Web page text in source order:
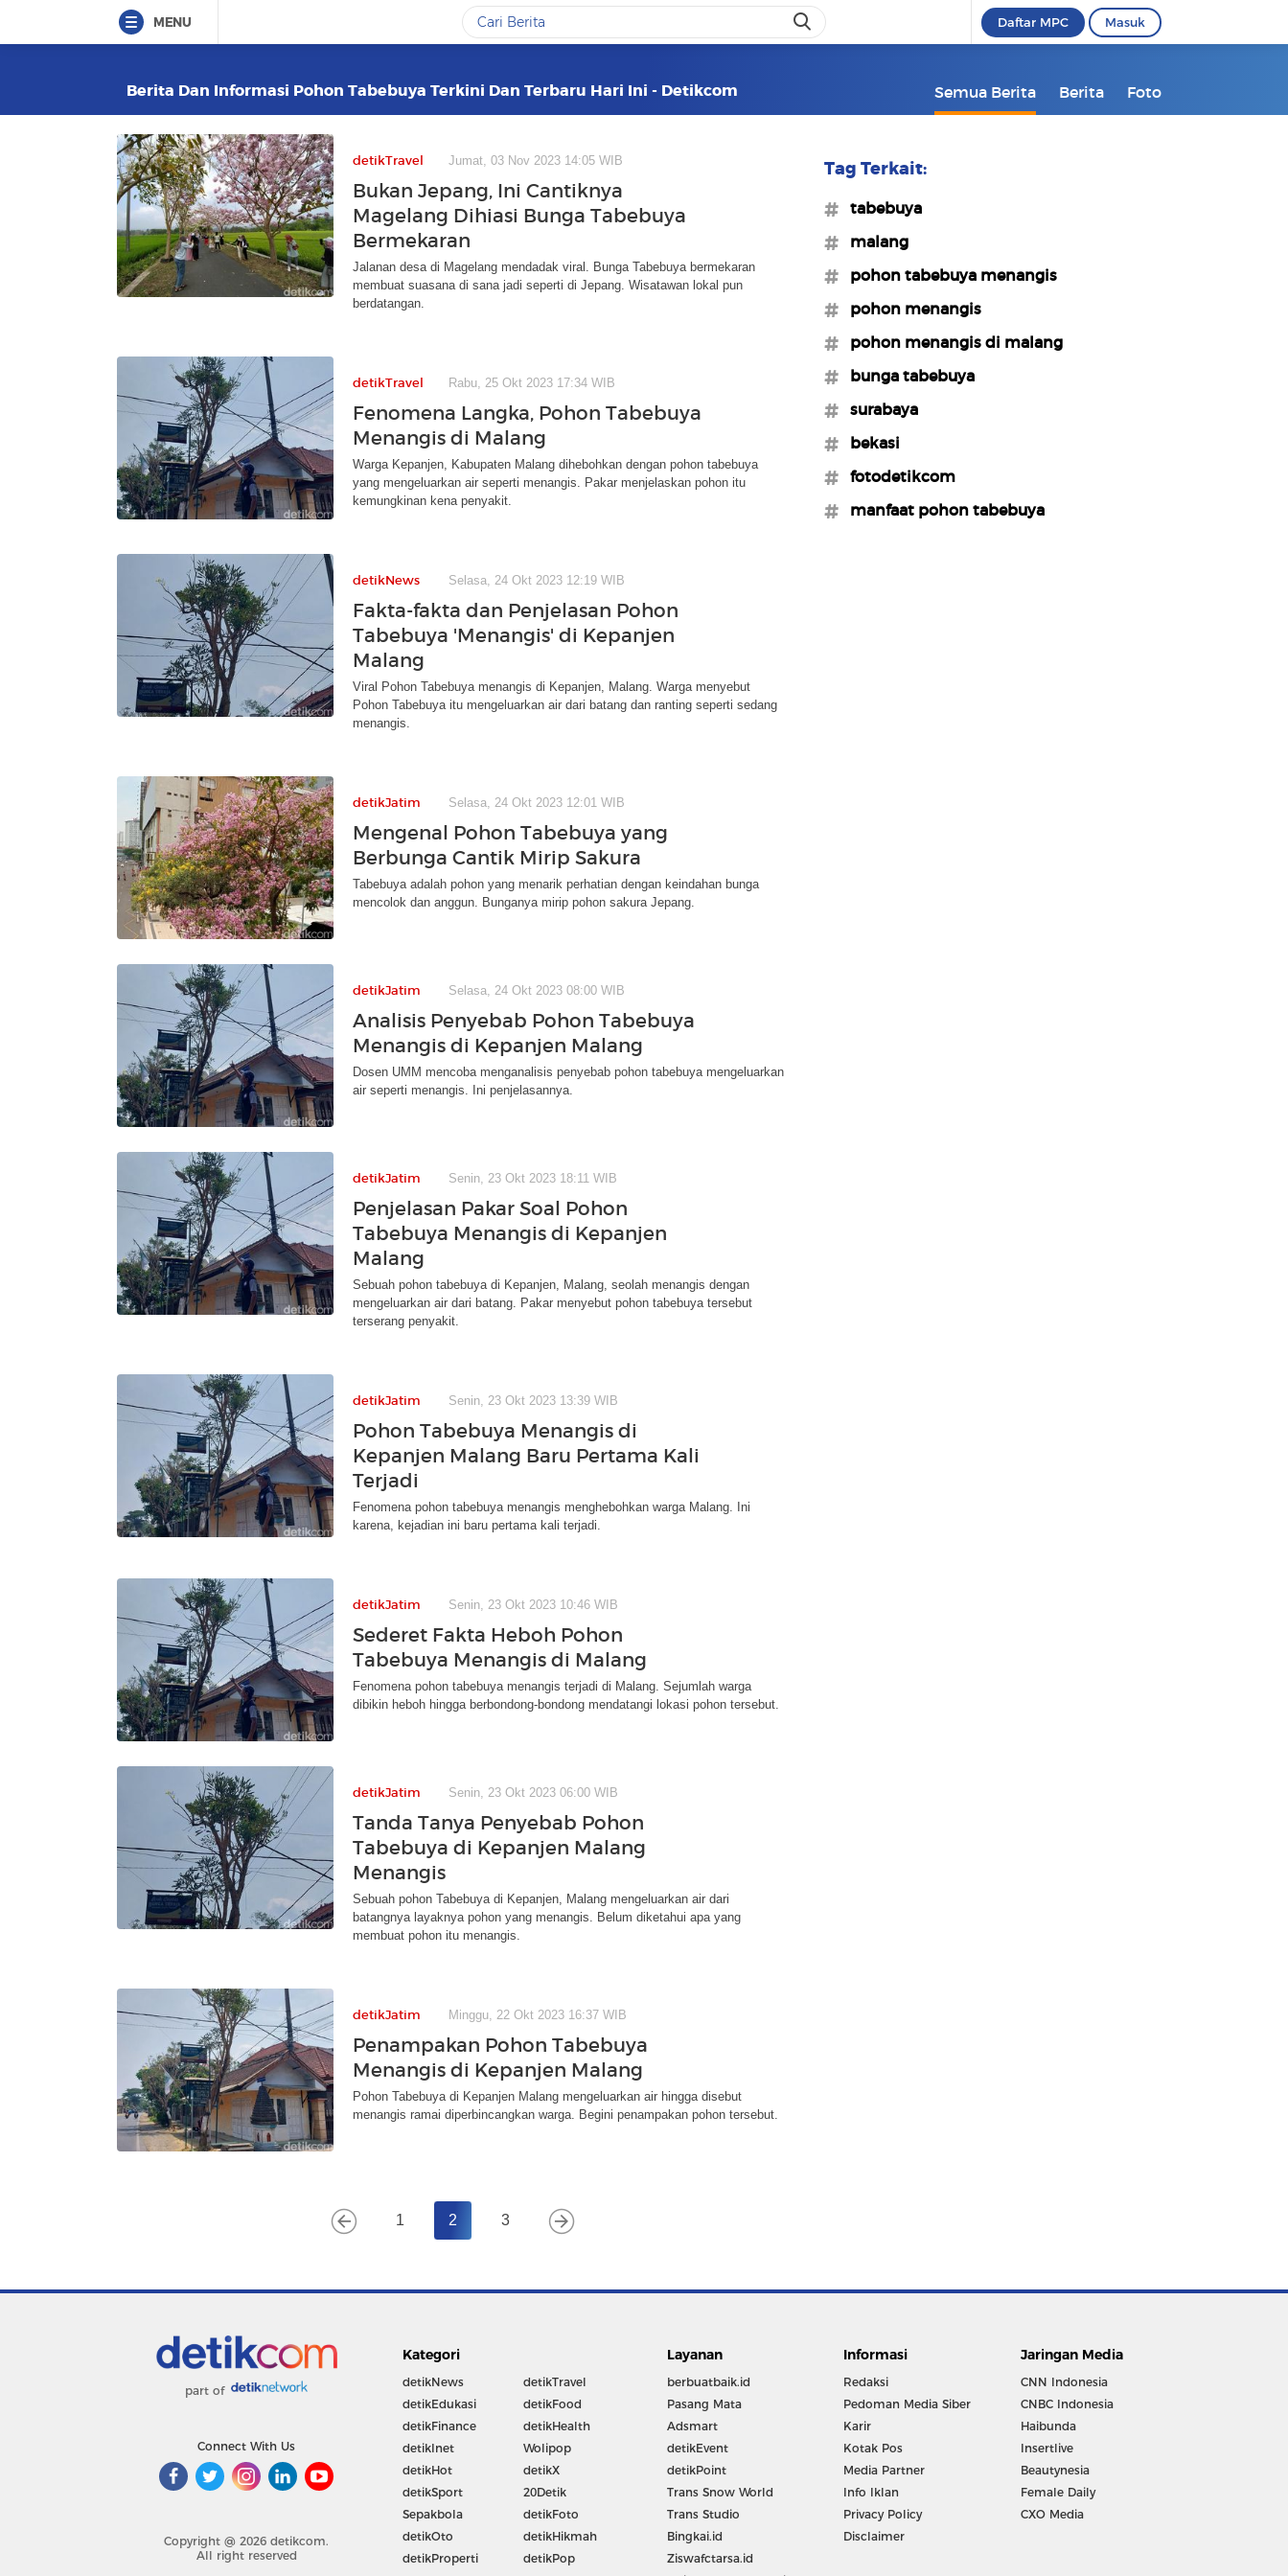
MENU Daftar MPC Masuk
Berita Dan Informasi Pohon Tabebuya Terkini Dan Terbaru Hari Ini - Detikcom Semua Berita Berita Foto
detikTravel Jumat, 03 Nov 2023 14:05 WIB
Bukan Jepang, Ini Cantiknya
Magelang Dihiasi Bunga Tabebuya
Bermekaran
Jalanan desa di Magelang mendadak viral. Bunga Tabebuya bermekaran
membuat suasana di sana jadi seperti di Jepang. Wisatawan lokal pun
berdatangan.
detikTravel Rabu, 25 Okt 2023 17:34 WIB
Fenomena Langka, Pohon Tabebuya
Menangis di Malang
Warga Kepanjen, Kabupaten Malang dihebohkan dengan pohon tabebuya
yang mengeluarkan air seperti menangis. Pakar menjelaskan pohon itu
kemungkinan kena penyakit.
detikNews Selasa, 24 Okt 2023 12:19 WIB
Fakta-fakta dan Penjelasan Pohon
Tabebuya 'Menangis' di Kepanjen
Malang
Viral Pohon Tabebuya menangis di Kepanjen, Malang. Warga menyebut
Pohon Tabebuya itu mengeluarkan air dari batang dan ranting seperti sedang
menangis.
detikJatim Selasa, 24 Okt 2023 12:01 WIB
Mengenal Pohon Tabebuya yang
Berbunga Cantik Mirip Sakura
Tabebuya adalah pohon yang menarik perhatian dengan keindahan bunga
mencolok dan anggun. Bunganya mirip pohon sakura Jepang.
detikJatim Selasa, 24 Okt 2023 08:00 WIB
Analisis Penyebab Pohon Tabebuya
Menangis di Kepanjen Malang
Dosen UMM mencoba menganalisis penyebab pohon tabebuya mengeluarkan
air seperti menangis. Ini penjelasannya.
detikJatim Senin, 23 Okt 2023 18:11 WIB
Penjelasan Pakar Soal Pohon
Tabebuya Menangis di Kepanjen
Malang
Sebuah pohon tabebuya di Kepanjen, Malang, seolah menangis dengan
mengeluarkan air dari batang. Pakar menyebut pohon tabebuya tersebut
terserang penyakit.
detikJatim Senin, 23 Okt 2023 13:39 WIB
Pohon Tabebuya Menangis di
Kepanjen Malang Baru Pertama Kali
Terjadi
Fenomena pohon tabebuya menangis menghebohkan warga Malang. Ini
karena, kejadian ini baru pertama kali terjadi.
detikJatim Senin, 23 Okt 2023 10:46 WIB
Sederet Fakta Heboh Pohon
Tabebuya Menangis di Malang
Fenomena pohon tabebuya menangis terjadi di Malang. Sejumlah warga
dibikin heboh hingga berbondong-bondong mendatangi lokasi pohon tersebut.
detikJatim Senin, 23 Okt 2023 06:00 WIB
Tanda Tanya Penyebab Pohon
Tabebuya di Kepanjen Malang
Menangis
Sebuah pohon Tabebuya di Kepanjen, Malang mengeluarkan air dari
batangnya layaknya pohon yang menangis. Belum diketahui apa yang
membuat pohon itu menangis.
detikJatim Minggu, 22 Okt 2023 16:37 WIB
Penampakan Pohon Tabebuya
Menangis di Kepanjen Malang
Pohon Tabebuya di Kepanjen Malang mengeluarkan air hingga disebut
menangis ramai diperbincangkan warga. Begini penampakan pohon tersebut.
1 2 3
Tag Terkait:
#tabebuya
#malang
#pohon tabebuya menangis
#pohon menangis
#pohon menangis di malang
#bunga tabebuya
#surabaya
#bekasi
#fotodetikcom
#manfaat pohon tabebuya
part of
Connect With Us
Copyright @ 2026 detikcom.
All right reserved
Kategori
detikNews
detikEdukasi
detikFinance
detikInet
detikHot
detikSport
Sepakbola
detikOto
detikProperti
detikTravel
detikFood
detikHealth
Wolipop
detikX
20Detik
detikFoto
detikHikmah
detikPop
Layanan
berbuatbaik.id
Pasang Mata
Adsmart
detikEvent
detikPoint
Trans Snow World
Trans Studio
Bingkai.id
Ziswafctarsa.id
Informasi
Redaksi
Pedoman Media Siber
Karir
Kotak Pos
Media Partner
Info Iklan
Privacy Policy
Disclaimer
Jaringan Media
CNN Indonesia
CNBC Indonesia
Haibunda
Insertlive
Beautynesia
Female Daily
CXO Media